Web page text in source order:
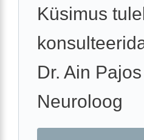
Küsimus
Dr. Ain Pajos
Neuroloog